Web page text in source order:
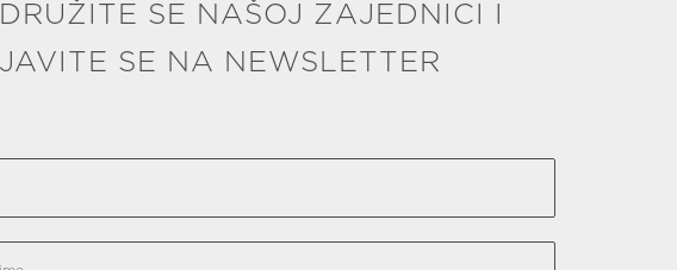
SE NAŠOJ ZAJEDNICI I
SE NA NEWSLETTER